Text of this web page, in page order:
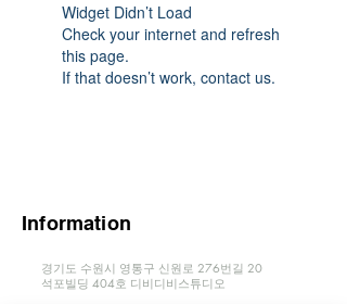
Widget Didn’t Load
Check your internet and refresh
this page.
If that doesn’t work, contact us.
Information
경기도 수원시 영통구 신원로 276번길 20
​석포빌딩 404호 디비디비스튜디오